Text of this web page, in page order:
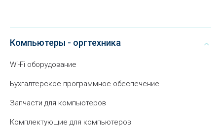
Компьютеры - оргтехника
Wi-Fi оборудование
Бухгалтерское программное обеспечение
Запчасти для компьютеров
Комплектующие для компьютеров